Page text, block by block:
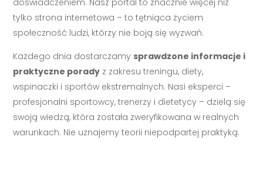
doświadczeniem. Nasz portal to znacznie więcej niż
tylko strona internetowa – to tętniąca życiem
społeczność ludzi, którzy nie boją się wyzwań.
Każdego dnia dostarczamy sprawdzone informacje i
praktyczne porady z zakresu treningu, diety,
wspinaczki i sportów ekstremalnych. Nasi eksperci –
profesjonalni sportowcy, trenerzy i dietetycy – dzielą się
swoją wiedzą, która została zweryfikowana w realnych
warunkach. Nie uznajemy teorii niepodpartej praktyką.